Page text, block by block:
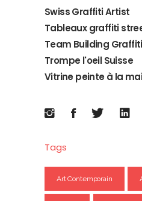
Swiss Graffiti Artist
Tableaux graffiti
Team Building Graffiti
Trompe l'oeil Suisse
Vitrine peinte à la
Tags
Art Contemporain